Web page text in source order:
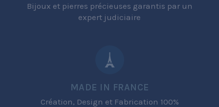
Bijoux et pierres précieuses garantis par un
expert judiciaire
MADE IN FRANCE
Création, Design et Fabrication 100%